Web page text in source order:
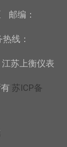
邮编：
线：
苏上衡仪表
苏ICP备